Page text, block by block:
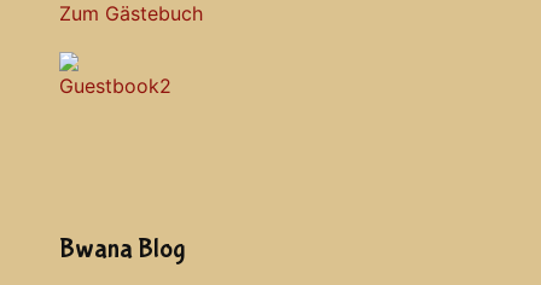
Zum Gästebuch
Bwana Blog